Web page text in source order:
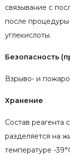
связывание с
после
углекислоты.
Безопасность
Взрыво- и
Хранение
Состав реагента
разделяется на
температуре -